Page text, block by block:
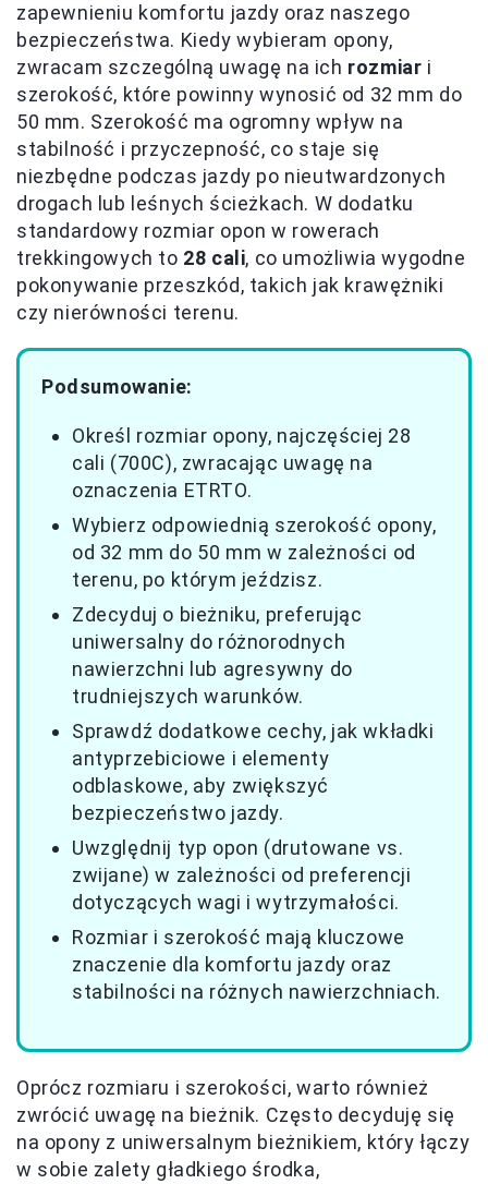
zapewnieniu komfortu jazdy oraz naszego
bezpieczeństwa. Kiedy wybieram opony,
zwracam szczególną uwagę na ich rozmiar i
szerokość, które powinny wynosić od 32 mm do
50 mm. Szerokość ma ogromny wpływ na
stabilność i przyczepność, co staje się
niezbędne podczas jazdy po nieutwardzonych
drogach lub leśnych ścieżkach. W dodatku
standardowy rozmiar opon w rowerach
trekkingowych to 28 cali, co umożliwia wygodne
pokonywanie przeszkód, takich jak krawężniki
czy nierówności terenu.
Podsumowanie:
Określ rozmiar opony, najczęściej 28
cali (700C), zwracając uwagę na
oznaczenia ETRTO.
Wybierz odpowiednią szerokość opony,
od 32 mm do 50 mm w zależności od
terenu, po którym jeździsz.
Zdecyduj o bieżniku, preferując
uniwersalny do różnorodnych
nawierzchni lub agresywny do
trudniejszych warunków.
Sprawdź dodatkowe cechy, jak wkładki
antyprzebiciowe i elementy
odblaskowe, aby zwiększyć
bezpieczeństwo jazdy.
Uwzględnij typ opon (drutowane vs.
zwijane) w zależności od preferencji
dotyczących wagi i wytrzymałości.
Rozmiar i szerokość mają kluczowe
znaczenie dla komfortu jazdy oraz
stabilności na różnych nawierzchniach.
Oprócz rozmiaru i szerokości, warto również
zwrócić uwagę na bieżnik. Często decyduję się
na opony z uniwersalnym bieżnikiem, który łączy
w sobie zalety gładkiego środka,